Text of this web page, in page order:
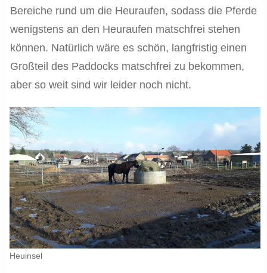
Bereiche rund um die Heuraufen, sodass die Pferde
wenigstens an den Heuraufen matschfrei stehen
können. Natürlich wäre es schön, langfristig einen
Großteil des Paddocks matschfrei zu bekommen,
aber so weit sind wir leider noch nicht.
Heuinsel